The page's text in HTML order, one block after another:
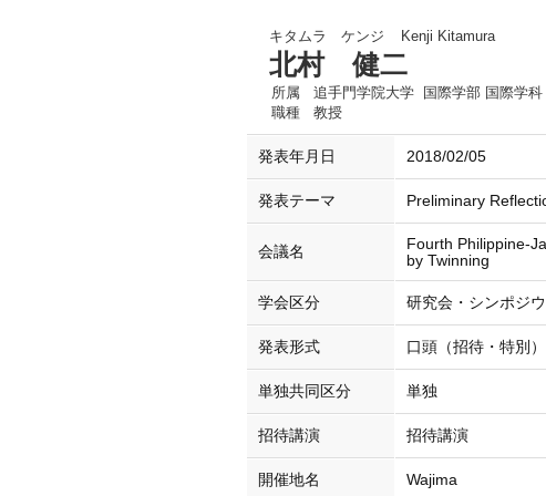
キタムラ ケンジ Kenji Kitamura
北村 健二
所属
追手門学院大学 国際学部 国際学科
職種
教授
発表年月日 2018/02/05
発表テーマ Preliminary
会議名
Fourth Philippine-
by Twinning
学会区分 研究会・シンポジ
発表形式 口頭（招待・特別）
単独共同区分 単独
招待講演 招待講演
開催地名 Wajima